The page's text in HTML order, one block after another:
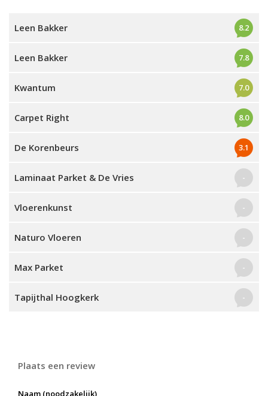
Leen Bakker 8.2
Leen Bakker 7.8
Kwantum 7.0
Carpet Right 8.0
De Korenbeurs 3.1
Laminaat Parket & De Vries -
Vloerenkunst -
Naturo Vloeren -
Max Parket -
Tapijthal Hoogkerk -
Plaats een review
Naam (noodzakelijk)